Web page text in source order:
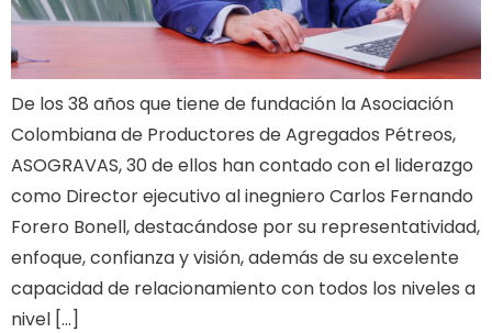
De los 38 años que tiene de fundación la Asociación
Colombiana de Productores de Agregados Pétreos,
ASOGRAVAS, 30 de ellos han contado con el liderazgo
como Director ejecutivo al inegniero Carlos Fernando
Forero Bonell, destacándose por su representatividad,
enfoque, confianza y visión, además de su excelente
capacidad de relacionamiento con todos los niveles a
nivel […]